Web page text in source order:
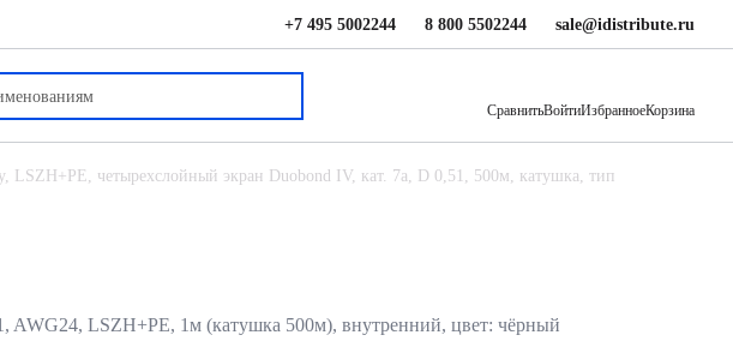
+7 495 5002244 8 800 5502244 sale@idistribute.ru
СравнитьВойтиИзбранноеКорзина
LSZH+PE, четырехслойный экран Duobond IV, кат. 7a, D 0,51, 500м, катушка, тип
AWG24, LSZH+PE, 1м (катушка 500м), внутренний, цвет: чёрный